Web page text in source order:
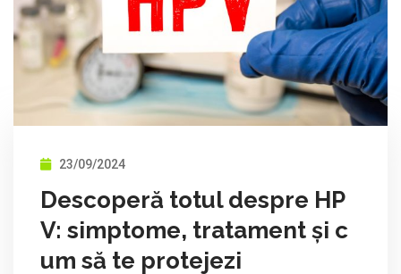
23/09/2024
Descoperă totul despre HP
V: simptome, tratament și c
um să te protejezi